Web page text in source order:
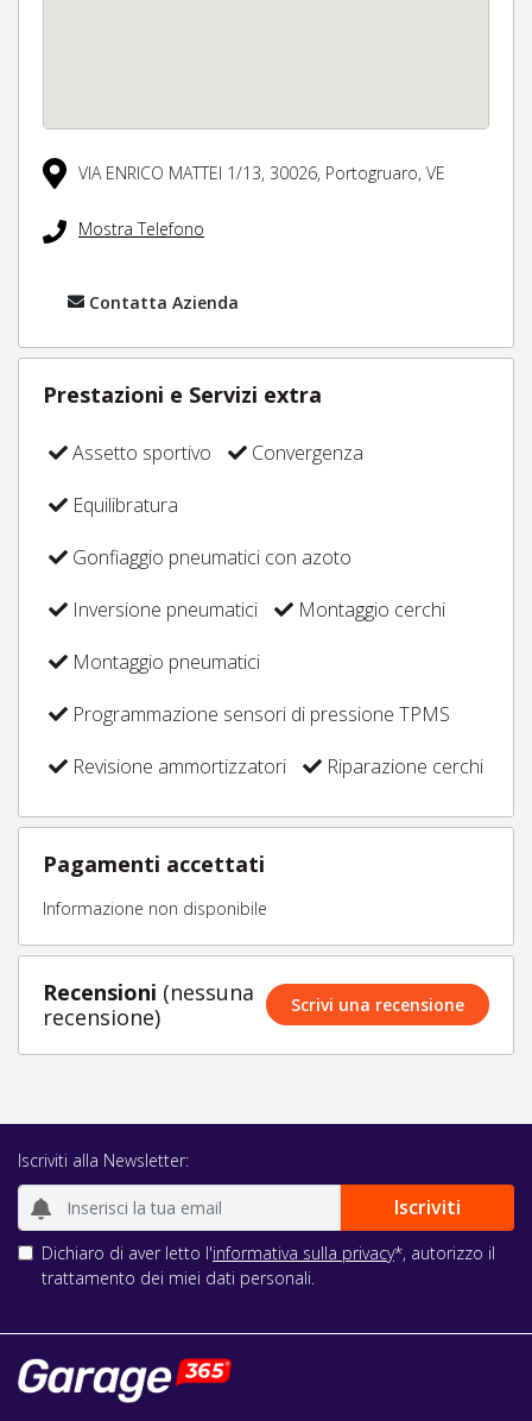
VIA ENRICO MATTEI 1/13, 30026, Portogruaro, VE
Mostra Telefono
Contatta Azienda
Prestazioni e Servizi extra
Assetto sportivo
Convergenza
Equilibratura
Gonfiaggio pneumatici con azoto
Inversione pneumatici
Montaggio cerchi
Montaggio pneumatici
Programmazione sensori di pressione TPMS
Revisione ammortizzatori
Riparazione cerchi
Pagamenti accettati
Informazione non disponibile
Recensioni (nessuna
recensione)
Scrivi una recensione
Iscriviti alla Newsletter:
Dichiaro di aver letto l'informativa sulla privacy*, autorizzo il
trattamento dei miei dati personali.